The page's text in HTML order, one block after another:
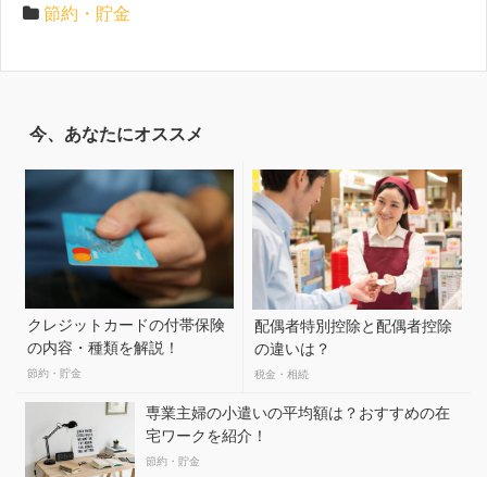
節約・貯金
今、あなたにオススメ
クレジットカードの付帯保険
の内容・種類を解説！
節約・貯金
配偶者特別控除と配偶者控除
の違いは？
税金・相続
専業主婦の小遣いの平均額は？おすすめの在
宅ワークを紹介！
節約・貯金